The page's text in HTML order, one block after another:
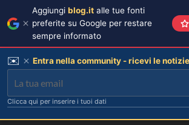
Aggiungi blog.it alle tue fonti
preferite su Google per restare
sempre informato
✉️ Entra nella community - ricevi le
Clicca qui per inserire i tuoi dati